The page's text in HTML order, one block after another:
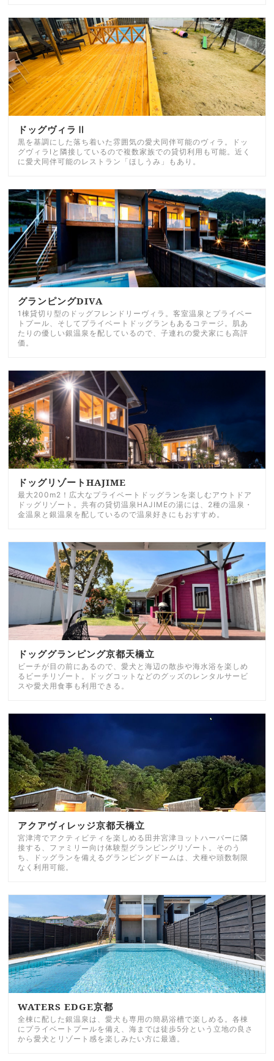
ドッグヴィラⅡ
黒を基調にした落ち着いた雰囲気の愛犬同伴可能のヴィラ。ドッ
グヴィラⅠと隣接しているので複数家族での貸切利用も可能。近く
に愛犬同伴可能のレストラン「ほしうみ」もあり。
グランピングDIVA
1棟貸切り型のドッグフレンドリーヴィラ。客室温泉とプライベー
トプール、そしてプライベートドッグランもあるコテージ。肌あ
たりの優しい銀温泉を配しているので、子連れの愛犬家にも高評
価。
ドッグリゾートHAJIME
最大200m2！広大なプライベートドッグランを楽しむアウトドア
ドッグリゾート。共有の貸切温泉HAJIMEの湯には、2種の温泉・
金温泉と銀温泉を配しているので温泉好きにもおすすめ。
ドッググランピング京都天橋立
ビーチが目の前にあるので、愛犬と海辺の散歩や海水浴を楽しめ
るビーチリゾート。ドッグコットなどのグッズのレンタルサービ
スや愛犬用食事も利用できる。
アクアヴィレッジ京都天橋立
宮津湾でアクティビティを楽しめる田井宮津ヨットハーバーに隣
接する、ファミリー向け体験型グランピングリゾート。そのう
ち、ドッグランを備えるグランピングドームは、犬種や頭数制限
なく利用可能。
WATERS EDGE京都
全棟に配した銀温泉は、愛犬も専用の簡易浴槽で楽しめる。各棟
にプライベートプールを備え、海までは徒歩5分という立地の良さ
から愛犬とリゾート感を楽しみたい方に最適。